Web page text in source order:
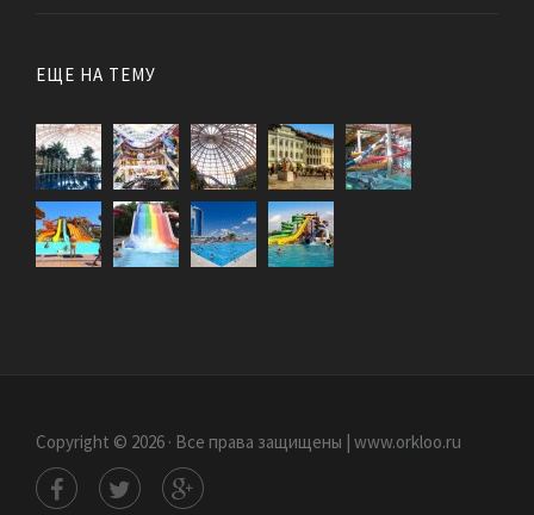
ЕЩЕ НА ТЕМУ
Copyright © 2026 · Все права защищены | www.orkloo.ru